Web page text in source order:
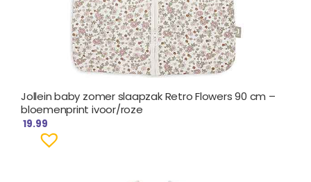
Jollein baby zomer slaapzak Retro Flowers 90 cm –
bloemenprint ivoor/roze
19.99